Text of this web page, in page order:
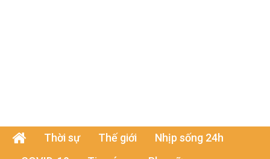
Thời sự Thế giới
Nhịp sống 24h